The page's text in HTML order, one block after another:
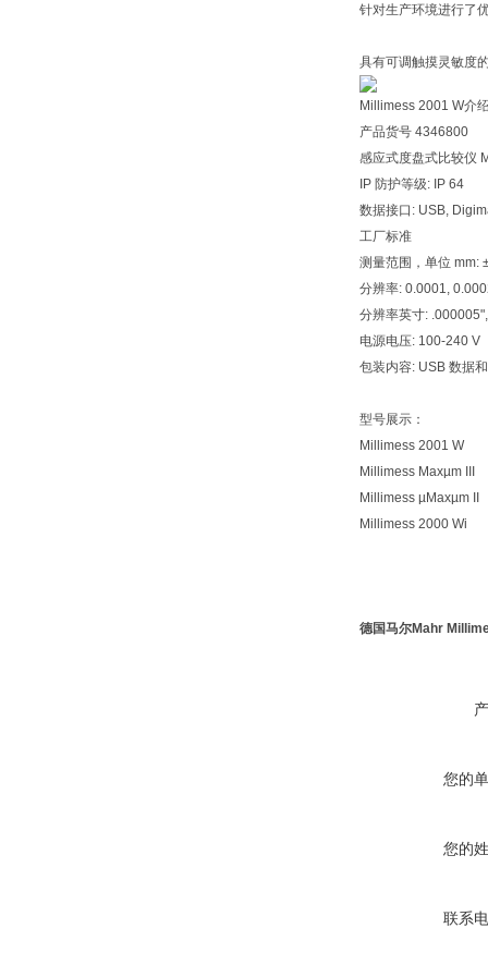
针对生产环境进行了
具有可调触摸灵敏度
Millimess 2001 W介
产品货号 4346800
感应式度盘式比较仪
IP 防护等级: IP 64
数据接口: USB,
工厂标准
测量范围，单位 mm:
分辨率: 0.0001,
分辨率英寸:
电源电压: 100-240 V
包装内容: USB 数据
型号展示：
Millimess 2001 W
Millimess Maxµm III
Millimess µMaxµm II
Millimess 2000 Wi
德国马尔Mahr
您的
您的
联系